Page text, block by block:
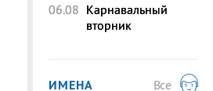
06.08 Карнавальный
вторник
ИМЕНА
Все